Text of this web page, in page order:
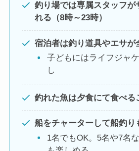
釣り場では専属スタッフが
れる（8時～23時）
宿泊者は釣り道具やエサが
子どもにはライフジャ
し
釣れた魚は夕食にて食べる
船をチャーターして船釣り
1名でもOK。5名や7名